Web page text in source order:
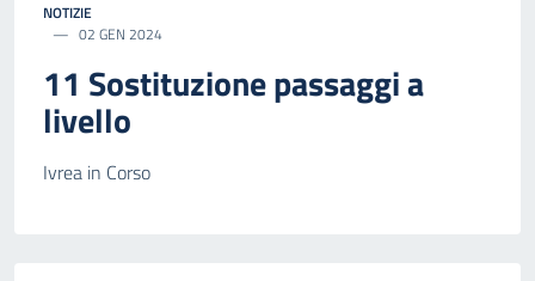
NOTIZIE
02 GEN 2024
11 Sostituzione passaggi a
livello
Ivrea in Corso